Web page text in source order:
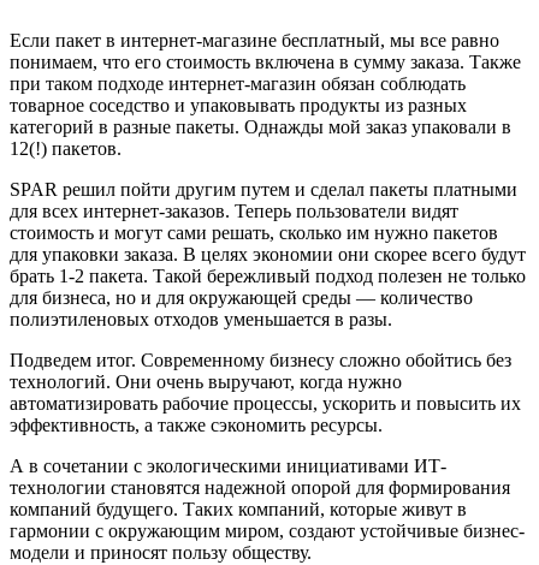
Если пакет в интернет-магазине бесплатный, мы все равно
понимаем, что его стоимость включена в сумму заказа. Также
при таком подходе интернет-магазин обязан соблюдать
товарное соседство и упаковывать продукты из разных
категорий в разные пакеты. Однажды мой заказ упаковали в
12(!) пакетов.
SPAR решил пойти другим путем и сделал пакеты платными
для всех интернет-заказов. Теперь пользователи видят
стоимость и могут сами решать, сколько им нужно пакетов
для упаковки заказа. В целях экономии они скорее всего будут
брать 1-2 пакета. Такой бережливый подход полезен не только
для бизнеса, но и для окружающей среды — количество
полиэтиленовых отходов уменьшается в разы.
Подведем итог. Современному бизнесу сложно обойтись без
технологий. Они очень выручают, когда нужно
автоматизировать рабочие процессы, ускорить и повысить их
эффективность, а также сэкономить ресурсы.
А в сочетании с экологическими инициативами ИТ-
технологии становятся надежной опорой для формирования
компаний будущего. Таких компаний, которые живут в
гармонии с окружающим миром, создают устойчивые бизнес-
модели и приносят пользу обществу.